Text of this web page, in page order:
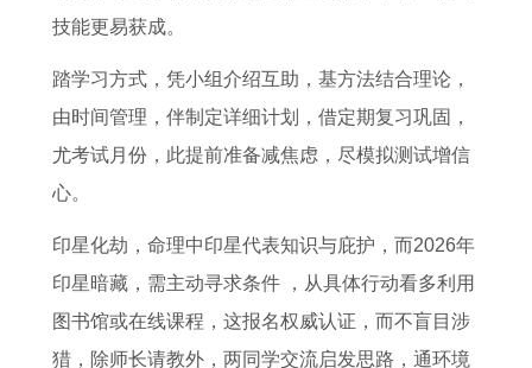
技能更易获成。
踏学习方式，凭小组介绍互助，基方法结合理论，
由时间管理，伴制定详细计划，借定期复习巩固，
尤考试月份，此提前准备减焦虑，尽模拟测试增信
心。
印星化劫，命理中印星代表知识与庇护，而2026年
印星暗藏，需主动寻求条件 ，从具体行动看多利用
图书馆或在线课程，这报名权威认证，而不盲目涉
猎，除师长请教外，两同学交流启发思路，通环境